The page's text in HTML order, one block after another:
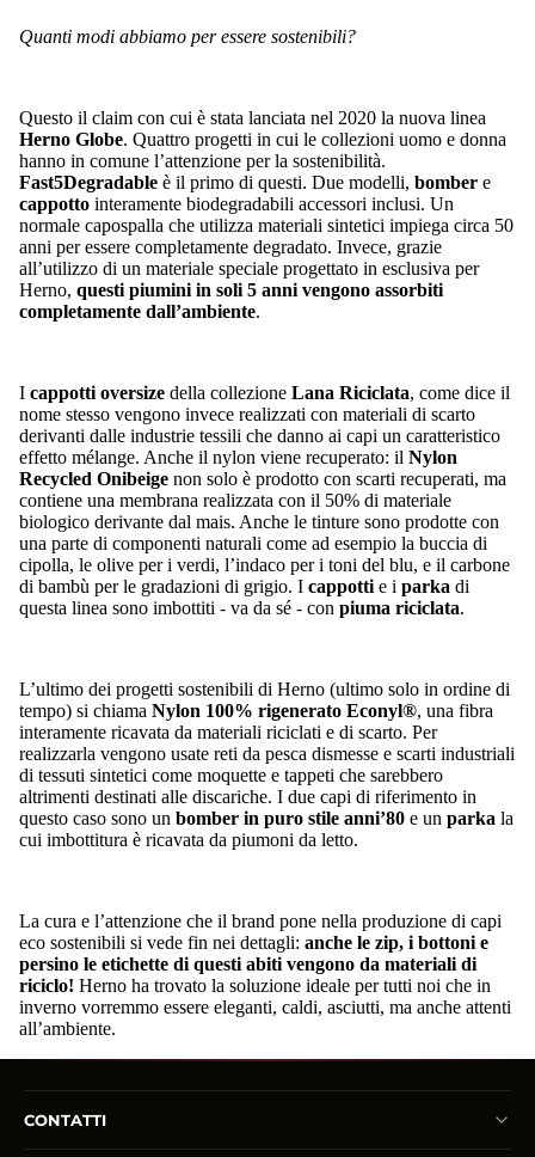
Quanti modi abbiamo per essere sostenibili?
Questo il claim con cui è stata lanciata nel 2020 la nuova linea
Herno Globe. Quattro progetti in cui le collezioni uomo e donna
hanno in comune l’attenzione per la sostenibilità.
Fast5Degradable è il primo di questi. Due modelli, bomber e
cappotto interamente biodegradabili accessori inclusi. Un
normale capospalla che utilizza materiali sintetici impiega circa 50
anni per essere completamente degradato. Invece, grazie
all’utilizzo di un materiale speciale progettato in esclusiva per
Herno, questi piumini in soli 5 anni vengono assorbiti
completamente dall’ambiente.
I cappotti oversize della collezione Lana Riciclata, come dice il
nome stesso vengono invece realizzati con materiali di scarto
derivanti dalle industrie tessili che danno ai capi un caratteristico
effetto mélange. Anche il nylon viene recuperato: il Nylon
Recycled Onibeige non solo è prodotto con scarti recuperati, ma
contiene una membrana realizzata con il 50% di materiale
biologico derivante dal mais. Anche le tinture sono prodotte con
una parte di componenti naturali come ad esempio la buccia di
cipolla, le olive per i verdi, l’indaco per i toni del blu, e il carbone
di bambù per le gradazioni di grigio. I cappotti e i parka di
questa linea sono imbottiti - va da sé - con piuma riciclata.
L’ultimo dei progetti sostenibili di Herno (ultimo solo in ordine di
tempo) si chiama Nylon 100% rigenerato Econyl®, una fibra
interamente ricavata da materiali riciclati e di scarto. Per
realizzarla vengono usate reti da pesca dismesse e scarti industriali
di tessuti sintetici come moquette e tappeti che sarebbero
altrimenti destinati alle discariche. I due capi di riferimento in
questo caso sono un bomber in puro stile anni’80 e un parka la
cui imbottitura è ricavata da piumoni da letto.
La cura e l’attenzione che il brand pone nella produzione di capi
eco sostenibili si vede fin nei dettagli: anche le zip, i bottoni e
persino le etichette di questi abiti vengono da materiali di
riciclo! Herno ha trovato la soluzione ideale per tutti noi che in
inverno vorremmo essere eleganti, caldi, asciutti, ma anche attenti
all’ambiente.
CONTATTI